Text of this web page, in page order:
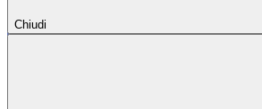
Chiudi